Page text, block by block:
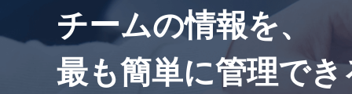
チームの情報を、
最も簡単に管理で